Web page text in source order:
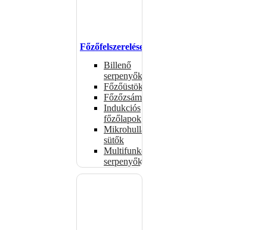
Főzőfelszerelések
Billenő
serpenyők
Főzőüstök
Főzőzsámolyok
Indukciós
főzőlapok
Mikrohullámú
sütők
Multifunkciós
serpenyők